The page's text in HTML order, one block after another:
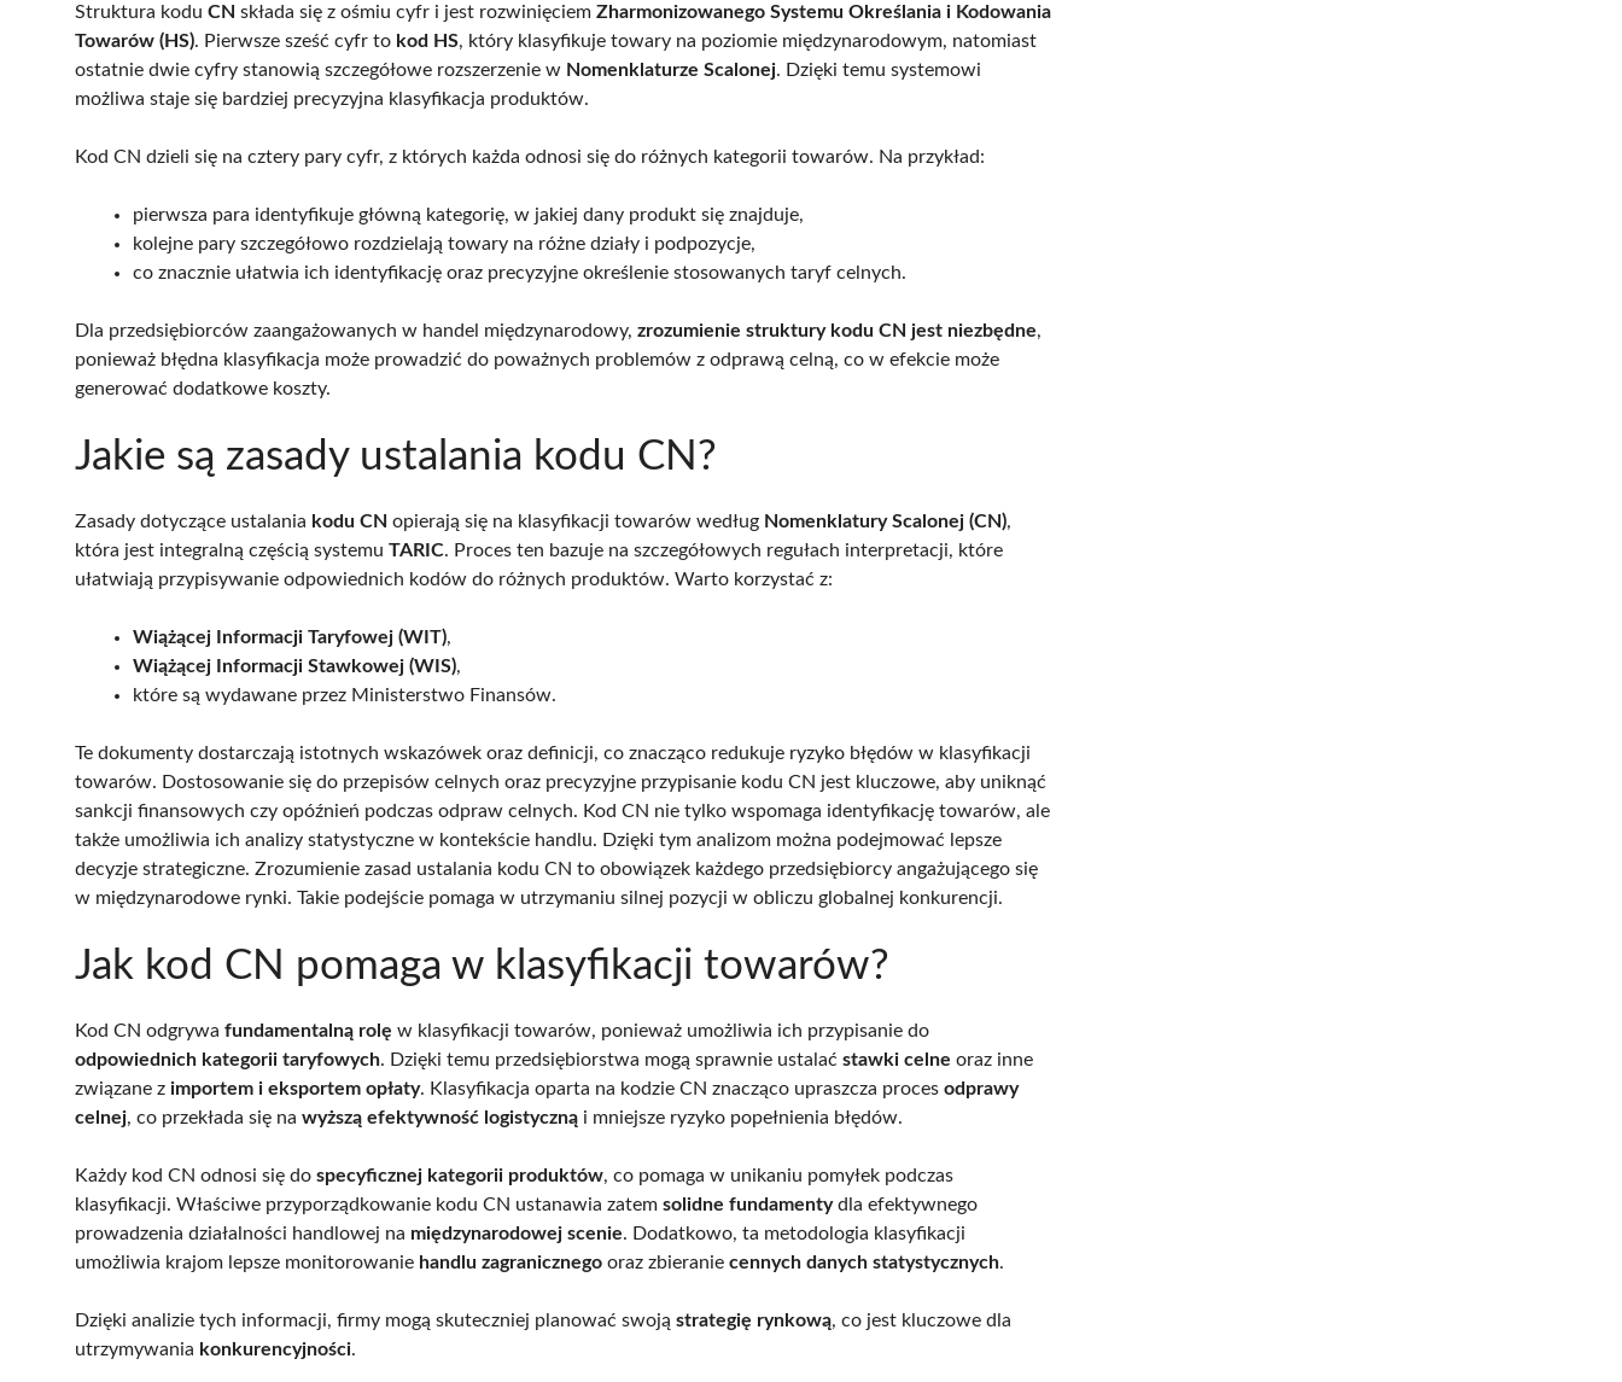
Struktura kodu CN składa się z ośmiu cyfr i jest rozwinięciem Zharmonizowanego Systemu Określania i Kodowania
Towarów (HS). Pierwsze sześć cyfr to kod HS, który klasyfikuje towary na poziomie międzynarodowym, natomiast
ostatnie dwie cyfry stanowią szczegółowe rozszerzenie w Nomenklaturze Scalonej. Dzięki temu systemowi
możliwa staje się bardziej precyzyjna klasyfikacja produktów.
Kod CN dzieli się na cztery pary cyfr, z których każda odnosi się do różnych kategorii towarów. Na przykład:
pierwsza para identyfikuje główną kategorię, w jakiej dany produkt się znajduje,
kolejne pary szczegółowo rozdzielają towary na różne działy i podpozycje,
co znacznie ułatwia ich identyfikację oraz precyzyjne określenie stosowanych taryf celnych.
Dla przedsiębiorców zaangażowanych w handel międzynarodowy, zrozumienie struktury kodu CN jest niezbędne,
ponieważ błędna klasyfikacja może prowadzić do poważnych problemów z odprawą celną, co w efekcie może
generować dodatkowe koszty.
Jakie są zasady ustalania kodu CN?
Zasady dotyczące ustalania kodu CN opierają się na klasyfikacji towarów według Nomenklatury Scalonej (CN),
która jest integralną częścią systemu TARIC. Proces ten bazuje na szczegółowych regułach interpretacji, które
ułatwiają przypisywanie odpowiednich kodów do różnych produktów. Warto korzystać z:
Wiążącej Informacji Taryfowej (WIT),
Wiążącej Informacji Stawkowej (WIS),
które są wydawane przez Ministerstwo Finansów.
Te dokumenty dostarczają istotnych wskazówek oraz definicji, co znacząco redukuje ryzyko błędów w klasyfikacji
towarów. Dostosowanie się do przepisów celnych oraz precyzyjne przypisanie kodu CN jest kluczowe, aby uniknąć
sankcji finansowych czy opóźnień podczas odpraw celnych. Kod CN nie tylko wspomaga identyfikację towarów, ale
także umożliwia ich analizy statystyczne w kontekście handlu. Dzięki tym analizom można podejmować lepsze
decyzje strategiczne. Zrozumienie zasad ustalania kodu CN to obowiązek każdego przedsiębiorcy angażującego się
w międzynarodowe rynki. Takie podejście pomaga w utrzymaniu silnej pozycji w obliczu globalnej konkurencji.
Jak kod CN pomaga w klasyfikacji towarów?
Kod CN odgrywa fundamentalną rolę w klasyfikacji towarów, ponieważ umożliwia ich przypisanie do
odpowiednich kategorii taryfowych. Dzięki temu przedsiębiorstwa mogą sprawnie ustalać stawki celne oraz inne
związane z importem i eksportem opłaty. Klasyfikacja oparta na kodzie CN znacząco upraszcza proces odprawy
celnej, co przekłada się na wyższą efektywność logistyczną i mniejsze ryzyko popełnienia błędów.
Każdy kod CN odnosi się do specyficznej kategorii produktów, co pomaga w unikaniu pomyłek podczas
klasyfikacji. Właściwe przyporządkowanie kodu CN ustanawia zatem solidne fundamentydla efektywnego
prowadzenia działalności handlowej na międzynarodowej scenie. Dodatkowo, ta metodologia klasyfikacji
umożliwia krajom lepsze monitorowanie handlu zagranicznego oraz zbieranie cennych danych statystycznych.
Dzięki analizie tych informacji, firmy mogą skuteczniej planować swoją strategię rynkową, co jest kluczowe dla
utrzymywania konkurencyjności.